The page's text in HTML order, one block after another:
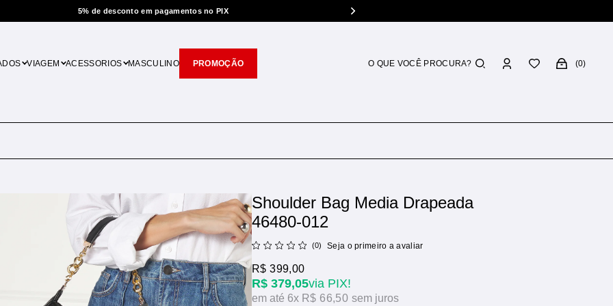
5% de desconto em pagamentos no PIX
VIAGEM ACESSORIOS MASCULINO PROMOÇÃO 0
Shoulder Bag Media Drapeada
46480-012
(0) Seja o primeiro a avaliar
R$ 379,05via PIX!
R$ 399,00
6x R$ 66,50 sem juros